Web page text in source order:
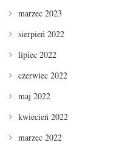
marzec 2023
sierpień 2022
lipiec 2022
czerwiec 2022
maj 2022
kwiecień 2022
marzec 2022